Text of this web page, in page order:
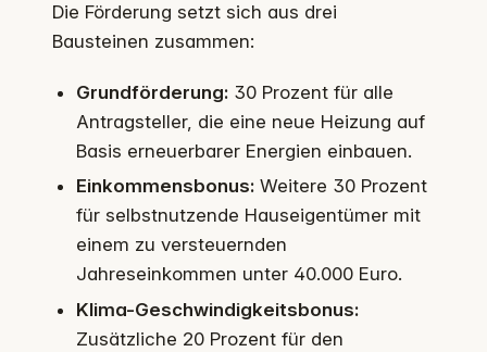
Die Förderung setzt sich aus drei
Bausteinen zusammen:
Grundförderung: 30 Prozent für alle
Antragsteller, die eine neue Heizung auf
Basis erneuerbarer Energien einbauen.
Einkommensbonus: Weitere 30 Prozent
für selbstnutzende Hauseigentümer mit
einem zu versteuernden
Jahreseinkommen unter 40.000 Euro.
Klima-Geschwindigkeitsbonus:
Zusätzliche 20 Prozent für den